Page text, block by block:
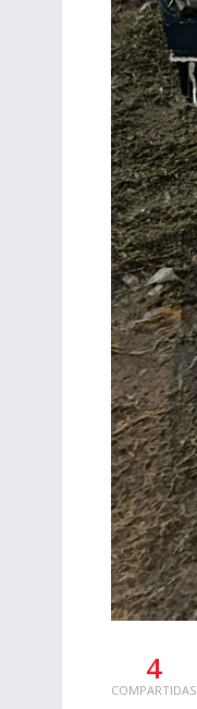
4
COMPARTIDAS